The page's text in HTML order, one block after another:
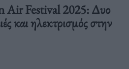
Air Festival 2025: Δυο
και ηλεκτρισμός στην